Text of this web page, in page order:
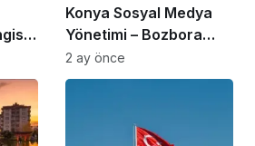
Konya Sosyal Medya
Yönetimi – Bozbora
Medya
2 ay önce